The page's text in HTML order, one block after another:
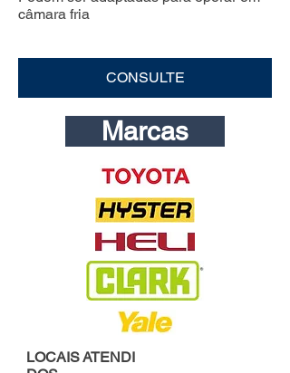
câmara fria
CONSULTE
Marcas
LOCAISATENDI